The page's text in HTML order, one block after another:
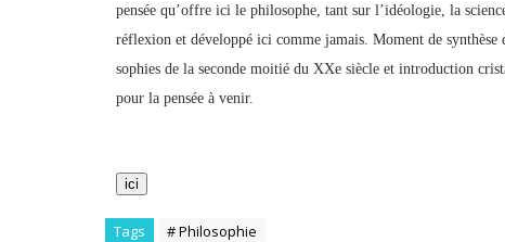
pensée qu’offre ici le philosophe, tant sur l’idéologie, la
réflexion et développé ici comme jamais. Moment de
sophies de la seconde moitié du XXe siècle et introduction
pour la pensée à venir.
ici
Tags # Philosophie